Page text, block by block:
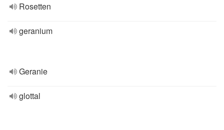
Rosetten
geranium
Geranie
glottal